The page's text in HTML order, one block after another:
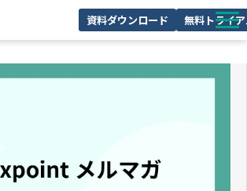
資料ダウンロード 無料トライ
技術情報